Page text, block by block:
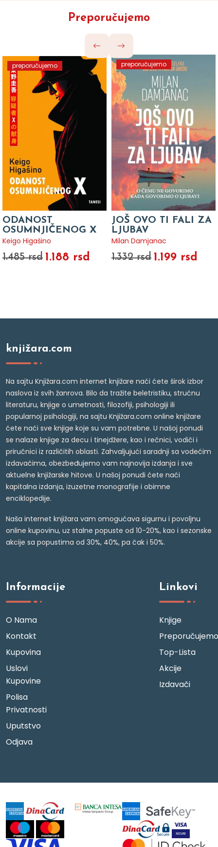
Preporučujemo
preporučujemo
ODANOST
OSUMNJIČENOG X
Keigo Higašino
1.485 rsd 1.188 rsd
preporučujemo
JOŠ OVO TI FALI ZA
LJUBAV
Milan Damjanac
1.332 rsd 1.199 rsd
knjižara.com
Na sajtu Knjižara.com internet knjižare naći ćete širok izbor
naslova iz svih žanrova. Bilo da tražite beletristiku, stručnu
literaturu, knjige o umetnosti, filozofiji, psihologiji ili
popularnoj psihologiji, na sajtu Knjižara.com online knjižare
ćete naći sve knjige koje su vam potrebne. U našoj ponudi
se nalaze knjige za decu i tinejdžere, kao i rečnici, vodiči i
priručnici iz različitih oblasti. Zahvaljujući saradnji sa vodećim
izdavačima, obezbeđujemo vam najnovija izdanja i sve
aktuelne knjižarske hitove. U našoj ponudi ćete naći
kapitalna izdanja, izuzetne monografije i obimne
enciklopedije.
Naša internet knjižara vam omogućava sigurnu i povoljnu
online kupovinu, uz stalne popuste od 10-20%, kao i sezonske
akcije sa popustima od 30%, 40%, pa čak i 50%.
Informacije
O Nama
Kontakt
Kupovina
Uslovi
Kupovine
Polisa
Privatnosti
Uputstvo
Odjava
Linkovi
Knjige
Preporučujemo
Top-Lista
Akcije
Izdavači